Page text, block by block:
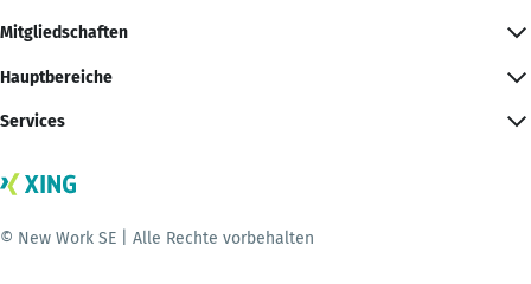
Mitgliedschaften
Hauptbereiche
Services
© New Work SE | Alle Rechte vorbehalten